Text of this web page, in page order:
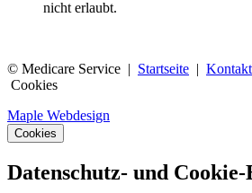
nicht erlaubt.
© Medicare Service | Startseite | Kontakt
Cookies
Maple Webdesign
Cookies
Datenschutz- und